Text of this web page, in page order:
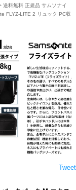
送料無料 正規品 サムソナイ
FLYZ-LITE 2 リュック PC収
Tweet